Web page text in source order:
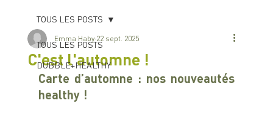
TOUS LES POSTS
DUBBLE+HEALTHY
TOUS LES POSTS
C'est l'automne !
Emma Haby 22 sept. 2025
Carte d’automne : nos nouveautés
healthy !